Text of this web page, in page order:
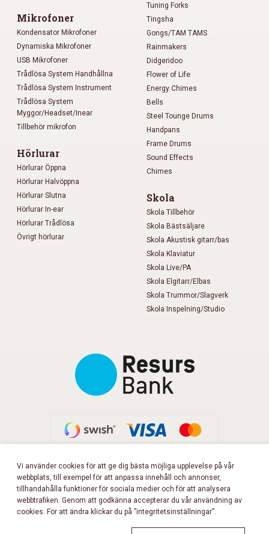
Mikrofoner
Kondensator Mikrofoner
Dynamiska Mikrofoner
USB Mikrofoner
Trådlösa System Handhållna
Trådlösa System Instrument
Trådlösa System
Myggor/Headset/Inear
Tillbehör mikrofon
Hörlurar
Hörlurar Öppna
Hörlurar Halvöppna
Hörlurar Slutna
Hörlurar In-ear
Hörlurar Trådlösa
Övrigt hörlurar
Tuning Forks
Tingsha
Gongs/TAM TAMS
Rainmakers
Didgeridoo
Flower of Life
Energy Chimes
Bells
Steel Tounge Drums
Handpans
Frame Drums
Sound Effects
Chimes
Skola
Skola Tillbehör
Skola Bästsäljare
Skola Akustisk gitarr/bas
Skola Klaviatur
Skola Live/PA
Skola Elgitarr/Elbas
Skola Trummor/Slagverk
Skola Inspelning/Studio
FÖLJ OSS PÅ FACEBOOK!
Vi använder cookies för att ge dig bästa möjliga upplevelse på vår
webbplats, till exempel för att anpassa innehåll och annonser,
tillhandahålla funktioner för sociala medier och för att analysera
webbtrafiken. Genom att godkänna accepterar du vår användning av
cookies. För att ändra klickar du på ”integritetsinställningar”.